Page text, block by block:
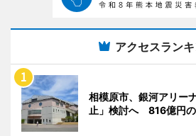
アクセスラン
相模原市、銀河アリー
止」検討へ 816億円